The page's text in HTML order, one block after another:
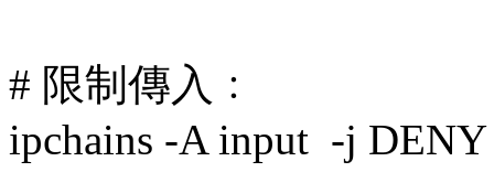
# 限制傳入﹕
ipchains -A input -j